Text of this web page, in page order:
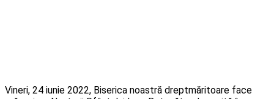
Vineri, 24 iunie 2022, Biserica noastră dreptmăritoare face